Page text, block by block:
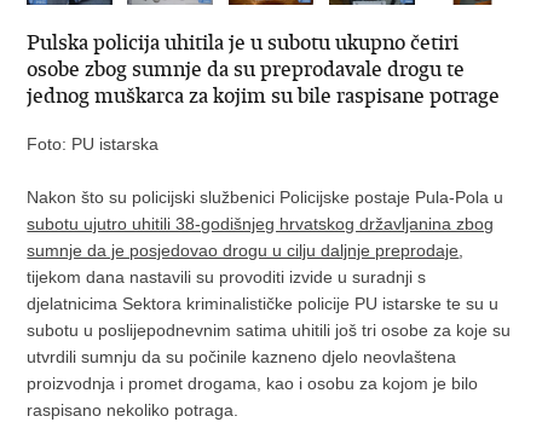
Pulska policija uhitila je u subotu ukupno četiri
osobe zbog sumnje da su preprodavale drogu te
jednog muškarca za kojim su bile raspisane potrage
Foto: PU istarska
Nakon što su policijski službenici Policijske postaje Pula-Pola u
subotu ujutro uhitili 38-godišnjeg hrvatskog državljanina zbog
sumnje da je posjedovao drogu u cilju daljnje preprodaje
tijekom dana nastavili su provoditi izvide u suradnji s
djelatnicima Sektora kriminalističke policije PU istarske te su u
subotu u poslijepodnevnim satima uhitili još tri osobe za koje su
utvrdili sumnju da su počinile kazneno djelo neovlaštena
proizvodnja i promet drogama, kao i osobu za kojom je bilo
raspisano nekoliko potraga.